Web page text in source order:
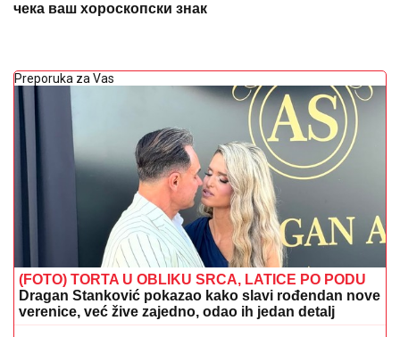
чека ваш хороскопски знак
Preporuka za Vas
(FOTO) TORTA U OBLIKU SRCA, LATICE PO PODU
Dragan Stanković pokazao kako slavi rođendan nove
verenice, već žive zajedno, odao ih jedan detalj